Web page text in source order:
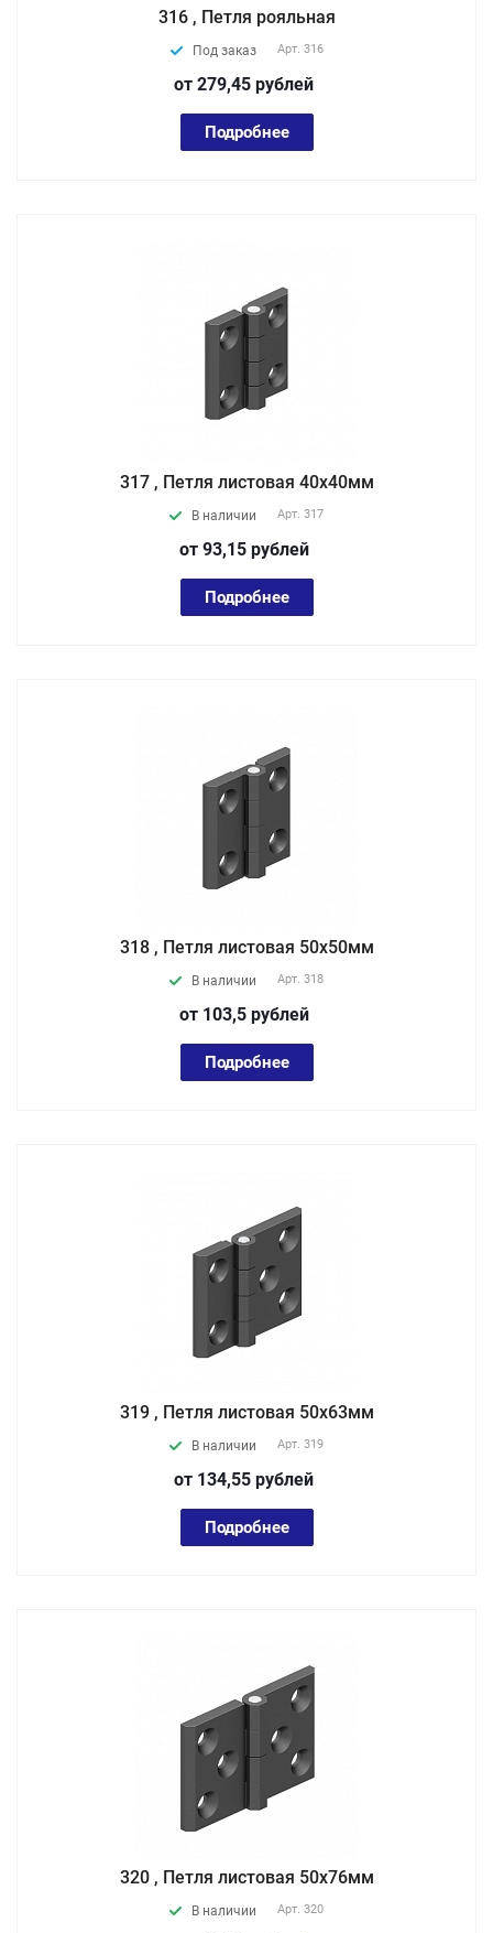
316 , Петля рояльная
Под заказ Арт. 316
от 279,45 рублей
Подробнее
317 , Петля листовая 40х40мм
В наличии Арт. 317
от 93,15 рублей
Подробнее
318 , Петля листовая 50х50мм
В наличии Арт. 318
от 103,5 рублей
Подробнее
319 , Петля листовая 50х63мм
В наличии Арт. 319
от 134,55 рублей
Подробнее
320 , Петля листовая 50х76мм
В наличии Арт. 320